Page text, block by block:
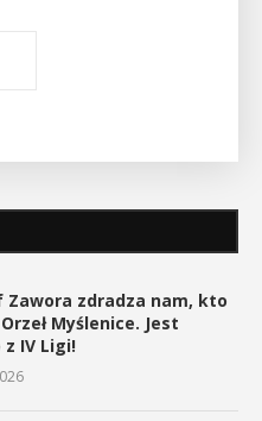
Zawora zdradza nam, kto
Myślenice. Jest
IV Ligi!